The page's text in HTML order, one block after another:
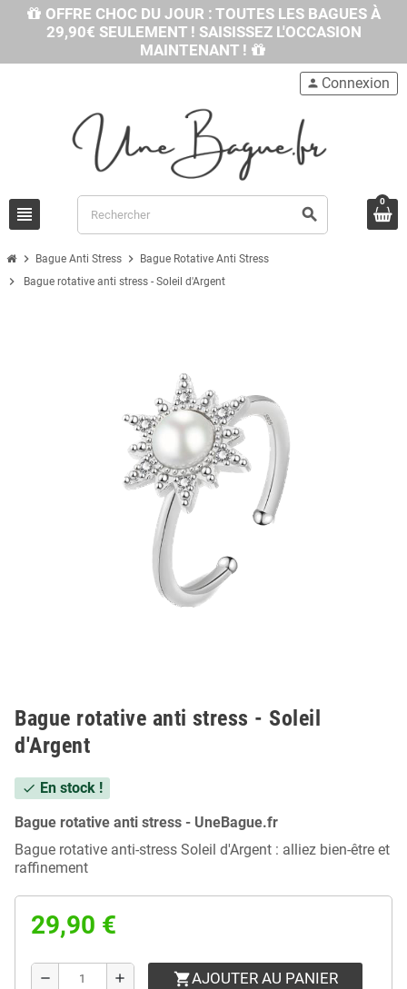
OFFRE CHOC DU JOUR : TOUTES LES BAGUES À
29,90€ SEULEMENT ! SAISISSEZ L'OCCASION
MAINTENANT !
view_headline search
person Connexion
0
chevron_right Bague Anti Stress chevron_right Bague Rotative Anti Stress
chevron_right Bague rotative anti stress - Soleil d'Argent
Bague rotative anti stress - Soleil
d'Argent
check En stock !
Bague rotative anti stress - UneBague.fr
Bague rotative anti-stress Soleil d'Argent : alliez bien-être et
raffinement
29,90 €
remove add shopping_cartAJOUTER AU PANIER